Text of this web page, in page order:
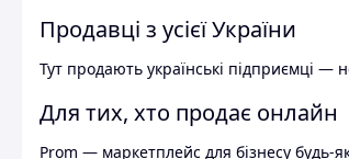
Продавці з усієї України
Тут продають українські підприємці —
Для тих, хто продає онлайн
Prom — маркетплейс для бізнесу будь-